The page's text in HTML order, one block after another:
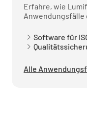
Erfahre, wie
Anwendungsfälle
Software für
Alle